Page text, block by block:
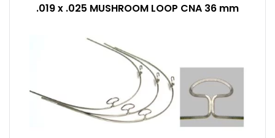
.019 x .025 MUSHROOM LOOP CNA 36 mm